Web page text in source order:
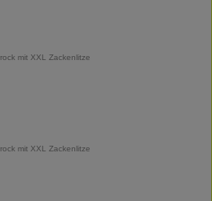
mit XXL Zackenlitze
mit XXL Zackenlitze